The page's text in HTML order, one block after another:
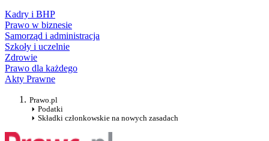
Kadry i BHP
Prawo w biznesie
Samorząd i administracja
Szkoły i uczelnie
Zdrowie
Prawo dla każdego
Akty Prawne
Prawo.pl
Podatki
Składki członkowskie na nowych zasadach